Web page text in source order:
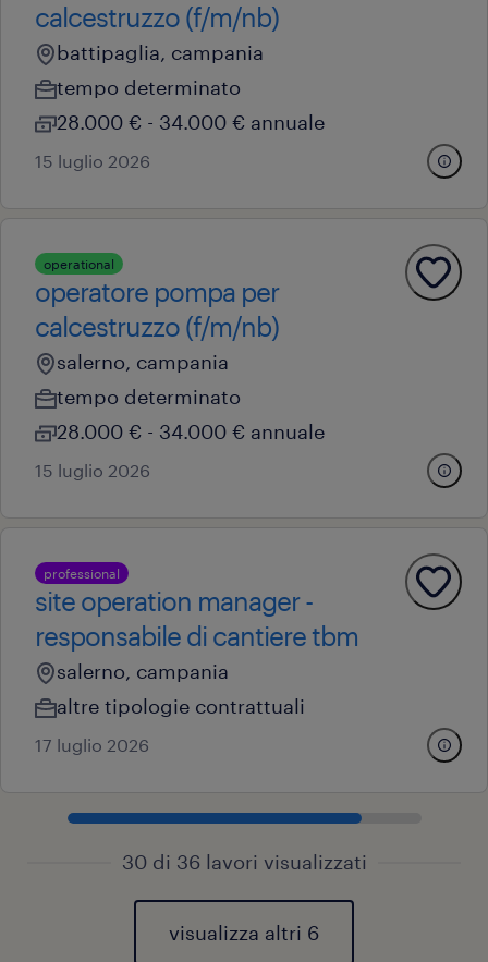
calcestruzzo (f/m/nb)
battipaglia, campania
tempo determinato
28.000 € - 34.000 € annuale
15 luglio 2026
operational
operatore pompa per
calcestruzzo (f/m/nb)
salerno, campania
tempo determinato
28.000 € - 34.000 € annuale
15 luglio 2026
professional
site operation manager -
responsabile di cantiere tbm
salerno, campania
altre tipologie contrattuali
17 luglio 2026
30 di 36 lavori visualizzati
visualizza altri 6